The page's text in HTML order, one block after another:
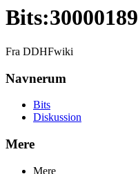
Bits:30000189
Fra DDHFwiki
Navnerum
Bits
Diskussion
Mere
Mere